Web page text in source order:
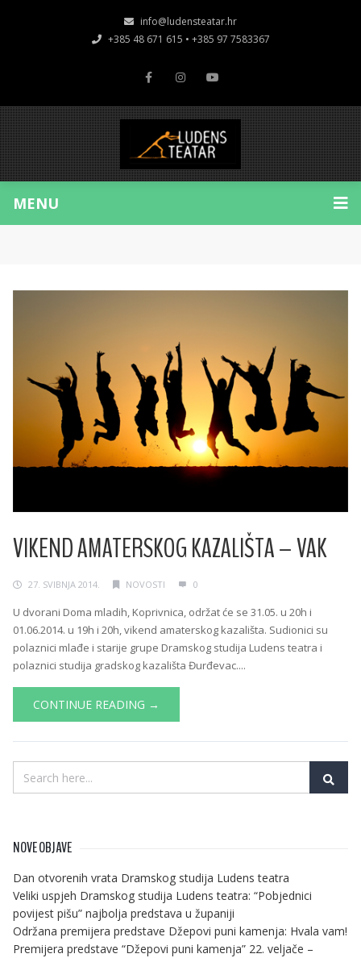
info@ludensteatar.hr
+385 48 671 615 • +385 97 7583367
MENU
VIKEND AMATERSKOG KAZALIŠTA – VAK
27. SVIBNJA 2014. NOVOSTI 0
U dvorani Doma mladih, Koprivnica, održat će se 31.05. u 20h i
01.06.2014. u 19h i 20h, vikend amaterskog kazališta. Sudionici su
polaznici mlađe i starije grupe Dramskog studija Ludens teatra i
polaznici studija gradskog kazališta Đurđevac....
CONTINUE READING →
NOVE OBJAVE
Dan otvorenih vrata Dramskog studija Ludens teatra
Veliki uspjeh Dramskog studija Ludens teatra: “Pobjednici
povijest pišu” najbolja predstava u županiji
Održana premijera predstave Džepovi puni kamenja: Hvala vam!
Premijera predstave “Džepovi puni kamenja” 22. veljače –